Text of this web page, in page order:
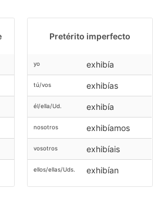
Pretérito imperfecto
yo exhibía
tú/vos exhibías
él/ella/Ud. exhibía
nosotros exhibíamos
vosotros exhibíais
ellos/ellas/Uds. exhibían